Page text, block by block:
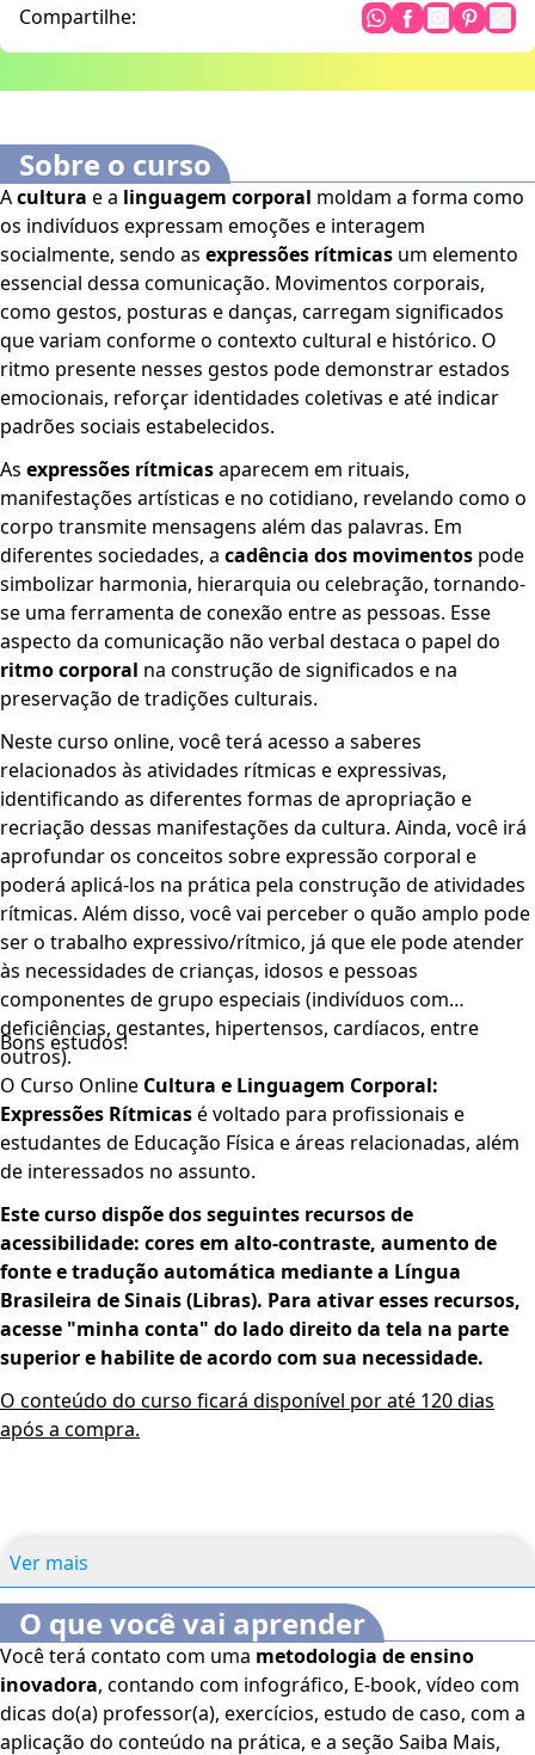
Compartilhe:
Sobre o curso
Acultura e a linguagem corporal moldam a forma como
os indivíduos expressam emoções e interagem
socialmente, sendo as expressões rítmicas um elemento
essencial dessa comunicação. Movimentos corporais,
como gestos, posturas e danças, carregam significados
que variam conforme o contexto cultural e histórico. O
ritmo presente nesses gestos pode demonstrar estados
emocionais, reforçar identidades coletivas e até indicar
padrões sociais estabelecidos.
As expressões rítmicasaparecem em rituais,
manifestações artísticas e no cotidiano, revelando como o
corpo transmite mensagens além das palavras. Em
diferentes sociedades, a cadência dos movimentos pode
simbolizar harmonia, hierarquia ou celebração, tornando-
se uma ferramenta de conexão entre as pessoas. Esse
aspecto da comunicação não verbal destaca o papel do
ritmo corporal na construção de significados e na
preservação de tradições culturais.
Neste curso online, você terá acesso a saberes
relacionados às atividades rítmicas e expressivas,
identificando as diferentes formas de apropriação e
recriação dessas manifestações da cultura. Ainda, você irá
aprofundar os conceitos sobre expressão corporal e
poderá aplicá-los na prática pela construção de atividades
rítmicas. Além disso, você vai perceber o quão amplo pode
ser o trabalho expressivo/rítmico, já que ele pode atender
às necessidades de crianças, idosos e pessoas
componentes de grupo especiais (indivíduos com
deficiências, gestantes, hipertensos, cardíacos, entre
outros).
Bons estudos!
O Curso Online Cultura e Linguagem Corporal:
Expressões Rítmicasé voltado para profissionais e
estudantes de Educação Física e áreas relacionadas, além
de interessados no assunto.
Este curso dispõe dos seguint­­es recursos de
acessibilidade: cores em alto-contraste, aumento de
fonte e tradução automática mediante a Língua
Brasileira de Sinais (Libras). Para ativar esses recursos,
acesse "minha conta" do lado direito da tela na parte
superior e habilite de acordo com sua necessidade.
O conteúdo do curso ficará disponível por até 120 dias
após a compra.
Ver mais
O que você vai aprender
Você terá contato com uma metodologia de ensino
inovadora, contando com infográfico, E-book, vídeo com
dicas do(a) professor(a), exercícios, estudo de caso, com a
aplicação do conteúdo na prática, e a seção Saiba Mais,